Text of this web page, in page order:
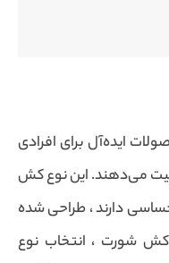
ایده‌آل برای افرادی
می‌دهند. این نوع کش
دارند ، طراحی شده
کش شورت ، انتخاب نوع